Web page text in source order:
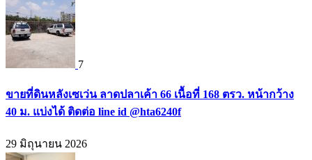
7
ขายที่ดินหลังเซเว่น ลาดปลาเค้า 66 เนื้อที่ 168 ตรว. หน้ากว้าง
40 ม. แบ่งได้ ติดต่อ line id @hta6240f
29 มิถุนายน 2026